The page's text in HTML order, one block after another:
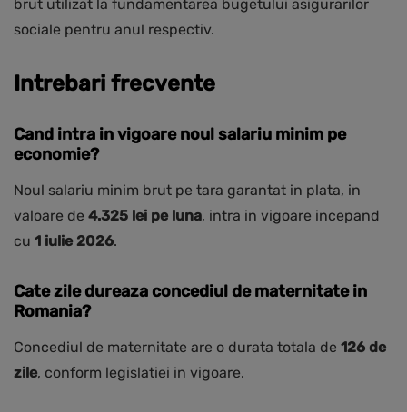
brut utilizat la fundamentarea bugetului asigurarilor
sociale pentru anul respectiv.
Intrebari frecvente
Cand intra in vigoare noul salariu minim pe
economie?
Noul salariu minim brut pe tara garantat in plata, in
valoare de 4.325 lei pe luna, intra in vigoare incepand
cu 1 iulie 2026.
Cate zile dureaza concediul de maternitate in
Romania?
Concediul de maternitate are o durata totala de 126 de
zile, conform legislatiei in vigoare.